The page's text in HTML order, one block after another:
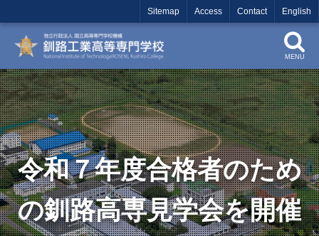
Sitemap Access Contact English
MENU
令和７年度合格者のため
の釧路高専見学会を開催